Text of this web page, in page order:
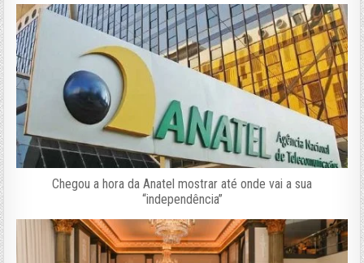
Chegou a hora da Anatel mostrar até onde vai a sua
“independência”